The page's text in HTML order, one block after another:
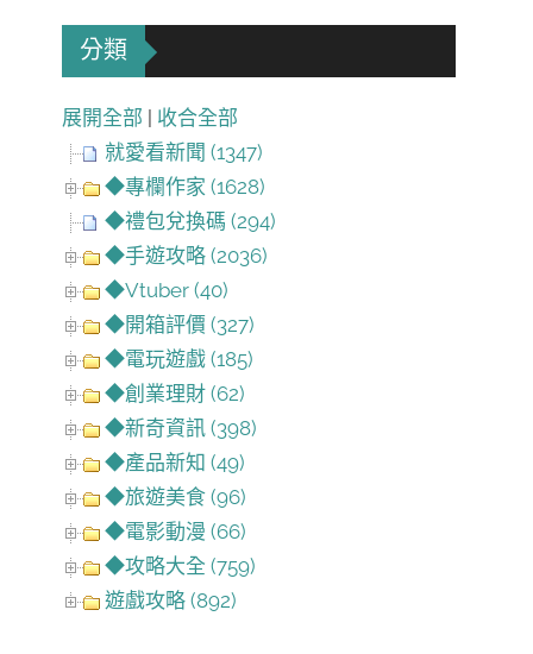
分類
展開全部 | 收合全部
就愛看新聞 (1347)
◆專欄作家 (1628)
◆禮包兌換碼 (294)
◆手遊攻略 (2036)
◆Vtuber (40)
◆開箱評價 (327)
◆電玩遊戲 (185)
◆創業理財 (62)
◆新奇資訊 (398)
◆產品新知 (49)
◆旅遊美食 (96)
◆電影動漫 (66)
◆攻略大全 (759)
遊戲攻略 (892)